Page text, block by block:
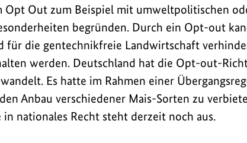
Opt Out zum Beispiel mit umweltpolitischen
begründen. Durch ein Opt-out
für die gentechnikfreie Landwirtschaft
werden. Deutschland hat die Opt-out-
Es hatte im Rahmen einer
Anbau verschiedener Mais-Sorten zu
nationales Recht steht derzeit noch aus.